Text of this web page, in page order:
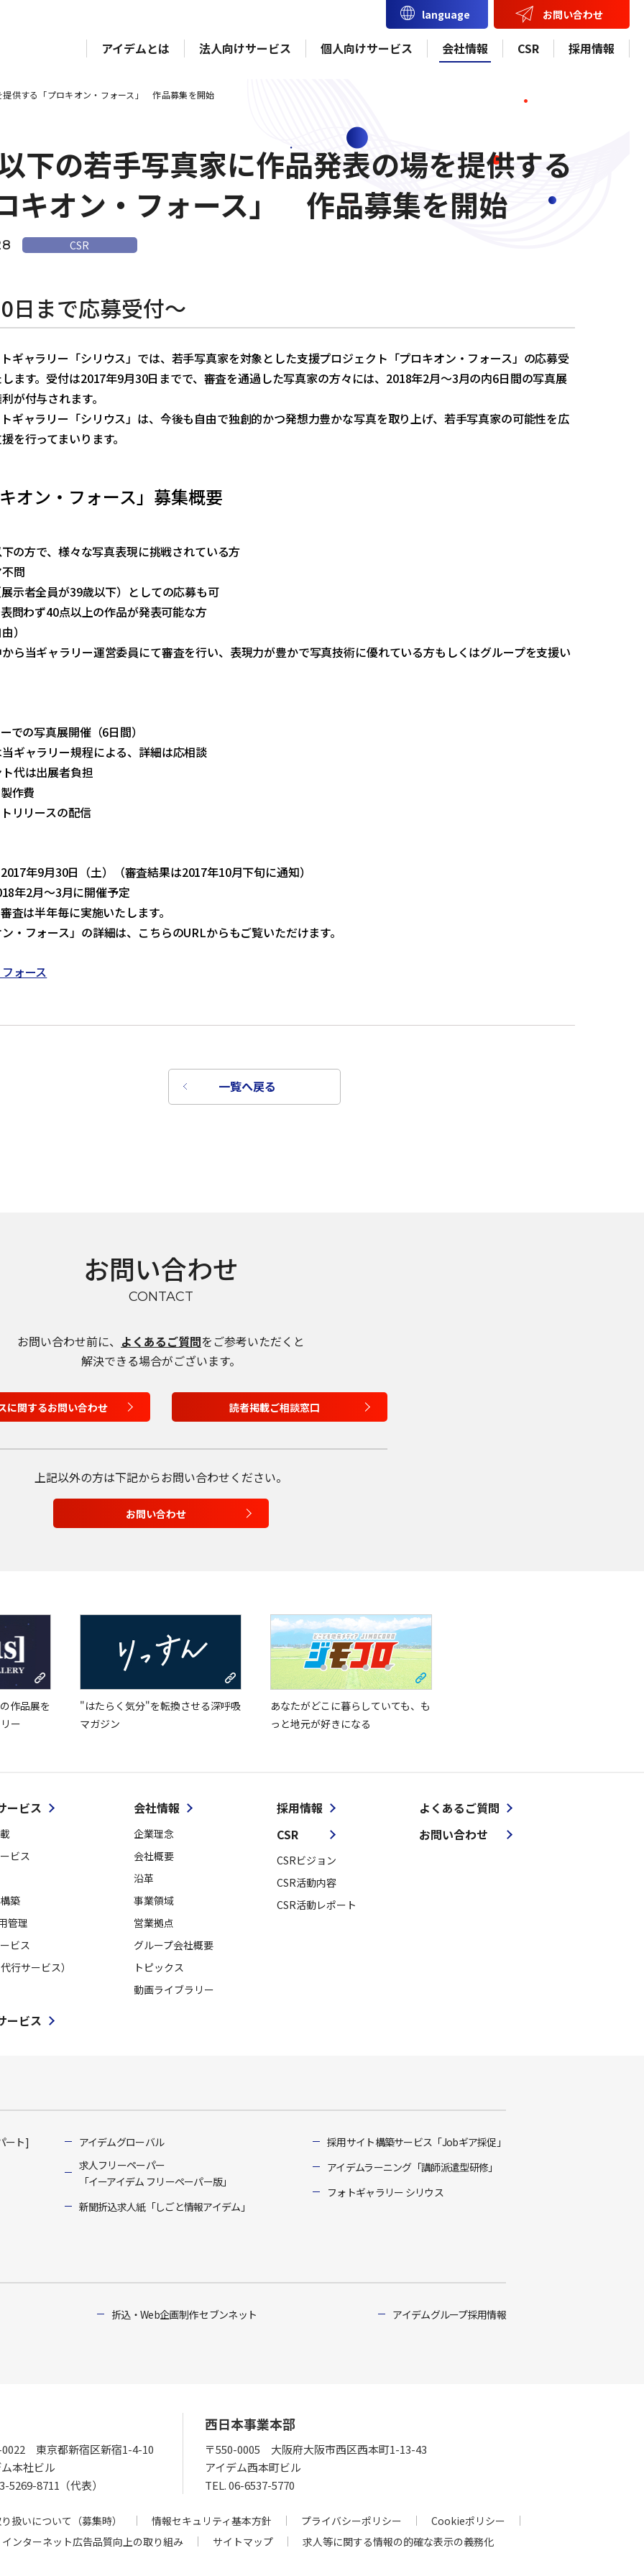
language お問い合わせ
アイデムとは 法人向けサービス 個人向けサービス 会社情報 CSR 採用情報
言語を選択
English
供する「プロキオン・フォース」 作品募集を開始
下の若手写真家に作品発表の場を提供する
キオン・フォース」 作品募集を開始
CSR
日まで応募受付～
ギャラリー「シリウス」では、若手写真家を対象とした支援プロジェクト「プロキオン・フォース」の応募受
ます。受付は2017年9月30日までで、審査を通過した写真家の方々には、2018年2月～3月の内6日間の写真展
が付与されます。
ギャラリー「シリウス」は、今後も自由で独創的かつ発想力豊かな写真を取り上げ、若手写真家の可能性を広
を行ってまいります。
オン・フォース」募集概要
の方で、様々な写真表現に挑戦されている方
問
示者全員が39歳以下）としての応募も可
問わず40点以上の作品が発表可能な方
）
ら当ギャラリー運営委員にて審査を行い、表現力が豊かで写真技術に優れている方もしくはグループを支援い
での写真展開催（6日間）
ギャラリー規程による、詳細は応相談
代は出展者負担
作費
リリースの配信
年9月30日（土）（審査結果は2017年10月下旬に通知）
年2月～3月に開催予定
査は半年毎に実施いたします。
・フォース」の詳細は、こちらのURLからもご覧いただけます。
ォース
一覧へ戻る
お問い合わせ
CONTACT
お問い合わせ前に、 よくあるご質問をご参考いただくと
解決できる場合がございます。
に関するお問い合わせ 読者掲載ご相談窓口
上記以外の方は下記からお問い合わせください。
お問い合わせ
作品展を
ー
"はたらく気分"を転換させる深呼吸
マガジン
あなたがどこに暮らしていても、も
っと地元が好きになる
ービス
ビス
築
管理
ビス
行サービス）
ービス
会社情報
企業理念
会社概要
沿革
事業領域
営業拠点
グループ会社概要
トピックス
動画ライブラリー
採用情報
CSR
CSRビジョン
CSR活動内容
CSR活動レポート
よくあるご質問
お問い合わせ
ート]
アイデムグローバル
求人フリーペーパー
「イーアイデム フリーペーパー版」
新聞折込求人紙「しごと情報アイデム」
採用サイト構築サービス「Jobギア採促」
アイデムラーニング「講師派遣型研修」
フォトギャラリー シリウス
折込・Web企画制作 セブンネット アイデムグループ採用情報
0022 東京都新宿区新宿1-4-10
本社ビル
5269-8711（代表）
西日本事業本部
〒550-0005 大阪府大阪市西区西本町1-13-43
アイデム西本町ビル
TEL.06-6537-5770
扱いについて（募集時） 情報セキュリティ基本方針 プライバシーポリシー
Cookieポリシー
インターネット広告品質向上の取り組み
サイトマップ 求人等に関する情報の的確な表示の義務化